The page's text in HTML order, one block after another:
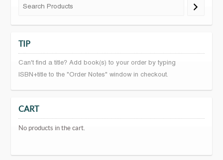
TIP
Can't find a title? Add book(s) to your order by typing
ISBN+title to the "Order Notes" window in checkout.
CART
No products in the cart.